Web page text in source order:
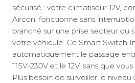
sécurisé : votre climatiseur 12V,
Aircon, fonctionne sans
branché sur une prise secteur ou
votre véhicule. Ce Smart Switch
automatiquement le passage
115V-230V et le 12V, sans que
Plus besoin de surveiller le